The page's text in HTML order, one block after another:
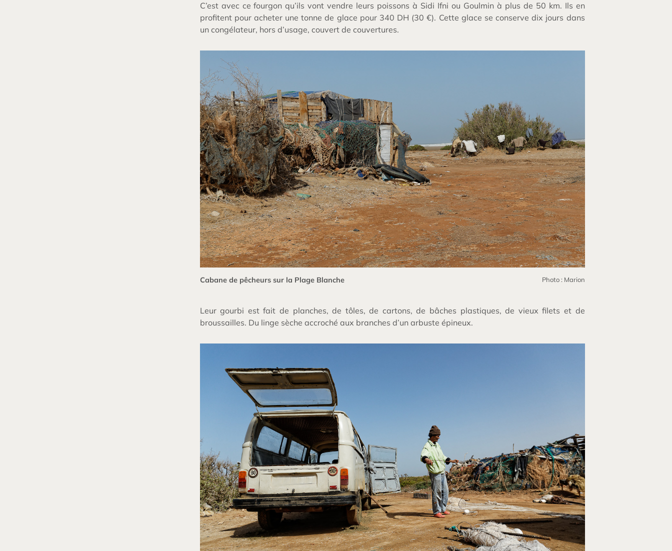
C’est avec ce fourgon qu’ils vont vendre leurs poissons à Sidi Ifni ou Goulmin à plus de 50 km. Ils en
profitent pour acheter une tonne de glace pour 340 DH (30 €). Cette glace se conserve dix jours dans
un congélateur, hors d’usage, couvert de couvertures.
Cabane de pêcheurs sur la Plage Blanche Photo : Marion
Leur gourbi est fait de planches, de tôles, de cartons, de bâches plastiques, de vieux filets et de
broussailles. Du linge sèche accroché aux branches d’un arbuste épineux.